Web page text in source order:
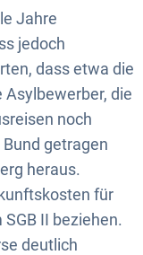
Jahre
jedoch
dass etwa die
die
noch
getragen
heraus.
für
II beziehen.
deutlich